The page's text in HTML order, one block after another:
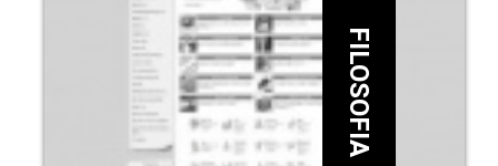
FILOSOFIA